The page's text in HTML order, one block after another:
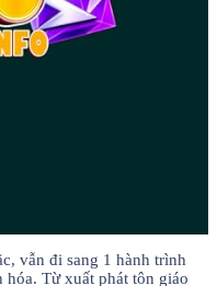
vẫn đi sang 1 hành trình
Từ xuất phát tôn giáo